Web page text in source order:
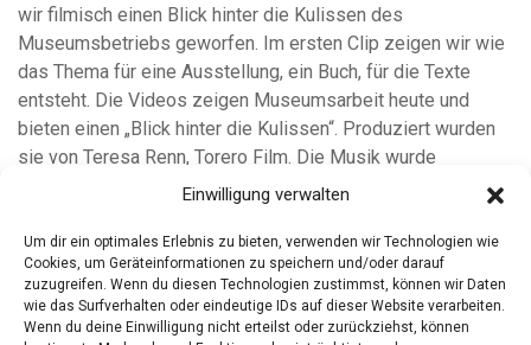
Einwilligung verwalten
Um dir ein optimales Erlebnis zu bieten, verwenden wir Technologien wie
Cookies, um Geräteinformationen zu speichern und/oder darauf
zuzugreifen. Wenn du diesen Technologien zustimmst, können wir Daten
wie das Surfverhalten oder eindeutige IDs auf dieser Website verarbeiten.
Wenn du deine Einwilligung nicht erteilst oder zurückziehst, können
wir filmisch einen Blick hinter die Kulissen des
Museumsbetriebs geworfen. Im ersten Clip zeigen wir wie
das Thema für eine Ausstellung, ein Buch, für die Texte
entsteht. Die Videos zeigen Museumsarbeit heute und
bieten einen „Blick hinter die Kulissen“. Produziert wurden
sie von Teresa Renn, Torero Film. Die Musik wurde
komponiert und produziert von Tanita Deinhammer.
ROSGARTENMUSEUM KONSTANZ
ROSGARTENSTRASSE